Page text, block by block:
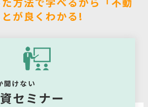
が良くわかる!
聞けない
セミナー